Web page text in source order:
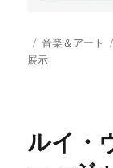
投
稿
カ
テ
音楽＆アート
展示
ルイ・